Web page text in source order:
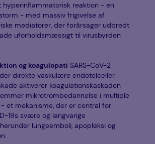
hyperinflammatorisk reaktion - en
- med massiv frigivelse af
mediatorer, der forårsager udbredt
uforholdsmæssigt til virusbyrden
og koagulopati SARS-CoV-2
direkte vaskulære endotelceller.
aktiverer koagulationskaskaden
mikrotrombedannelse i multiple
et mekanisme, der er central for
19s svære og langvarige
lungeemboli, apopleksi og